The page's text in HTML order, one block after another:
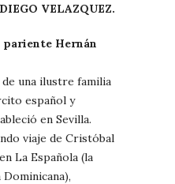
VELAZQUEZ.
pariente Hernán
una ilustre familia
español y
en Sevilla.
viaje de Cristóbal
La Española (la